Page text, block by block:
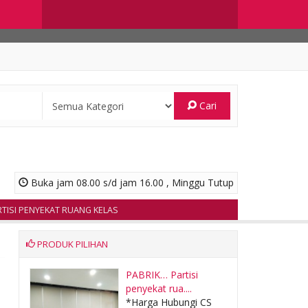
Cari
Buka jam 08.00 s/d jam 16.00 , Minggu Tutup
PENYEKAT RUANG KELAS
PRODUK PILIHAN
PABRIK… Partisi
penyekat rua....
*Harga Hubungi CS